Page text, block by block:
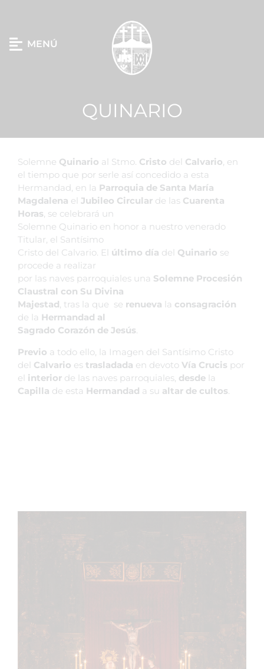
MENÚ
QUINARIO
Solemne Quinario al Stmo. Cristo del Calvario, en
el tiempo que por serle así concedido a esta
Hermandad, en la Parroquia de Santa María
Magdalena el Jubileo Circular de las Cuarenta
Horas, se celebrará un
Solemne Quinario en honor a nuestro venerado
Titular, el Santísimo
Cristo del Calvario. El último día del Quinario se
procede a realizar
por las naves parroquiales una Solemne Procesión
Claustral con Su Divina
Majestad, tras la que se renueva la consagración
de la Hermandad al
Sagrado Corazón de Jesús.
Previo a todo ello, la Imagen del Santísimo Cristo
del Calvario es trasladada en devoto Vía Crucis por
el interior de las naves parroquiales, desde la
Capilla de esta Hermandad a su altar de cultos